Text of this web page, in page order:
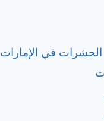
في الإمارات